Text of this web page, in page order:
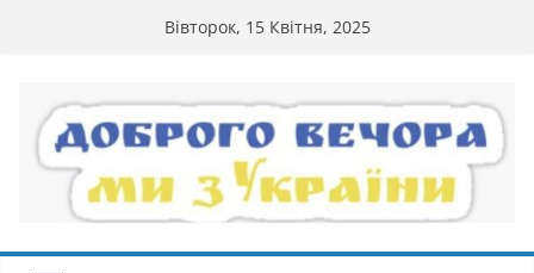
Вівторок, 15 Квітня, 2025